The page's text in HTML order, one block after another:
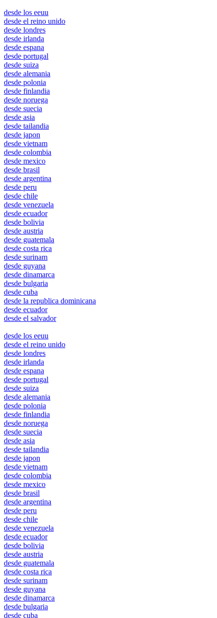
desde los eeuu
desde el reino unido
desde londres
desde irlanda
desde espana
desde portugal
desde suiza
desde alemania
desde polonia
desde finlandia
desde noruega
desde suecia
desde asia
desde tailandia
desde japon
desde vietnam
desde colombia
desde mexico
desde brasil
desde argentina
desde peru
desde chile
desde venezuela
desde ecuador
desde bolivia
desde austria
desde guatemala
desde costa rica
desde surinam
desde guyana
desde dinamarca
desde bulgaria
desde cuba
desde la republica dominicana
desde ecuador
desde el salvador
desde los eeuu
desde el reino unido
desde londres
desde irlanda
desde espana
desde portugal
desde suiza
desde alemania
desde polonia
desde finlandia
desde noruega
desde suecia
desde asia
desde tailandia
desde japon
desde vietnam
desde colombia
desde mexico
desde brasil
desde argentina
desde peru
desde chile
desde venezuela
desde ecuador
desde bolivia
desde austria
desde guatemala
desde costa rica
desde surinam
desde guyana
desde dinamarca
desde bulgaria
desde cuba